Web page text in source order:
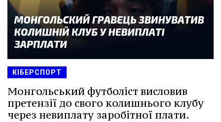
КІБЕРСПОРТ
Монгольський футболіст висловив
претензії до свого колишнього клубу
через невиплату заробітної плати.